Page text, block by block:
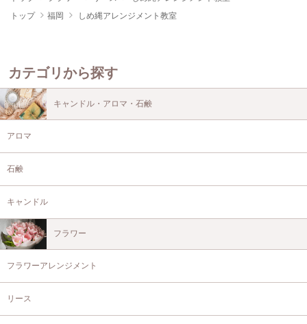
トップ
福岡 しめ縄アレンジメント教室
カテゴリから探す
キャンドル・アロマ・石鹸
アロマ
石鹸
キャンドル
フラワー
フラワーアレンジメント
リース